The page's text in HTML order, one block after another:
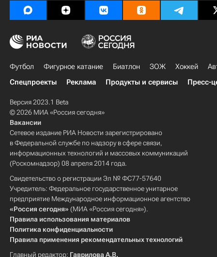
Футбол Фигурное катание Биатлон ЗОЖ Хоккей
Спецпроекты
Реклама Продукты и сервисы Пресс-
Версия 2023.1 Beta
© 2026 МИА «Россия сегодня»
Вакансии
Сетевое издание РИА Новости зарегистрировано
в Федеральной службе по надзору в сфере связи,
информационных технологий и массовых коммуникаций
(Роскомнадзор) 08 апреля 2014 года.
Свидетельство о регистрации Эл № ФС77-57640
Учредитель: Федеральное государственное унитарное
предприятие Международное информационное агентство
«Россия сегодня» (МИА «Россия сегодня»).
Правила использования материалов
Политика конфиденциальности
Правила применения рекомендательных технологий
Главный редактор: Гаврилова А.В.